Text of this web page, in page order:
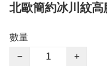
北歐簡約冰川紋高
數量
−
+